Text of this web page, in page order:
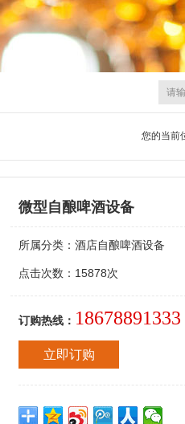
您的当前
微型自酿啤酒设备
所属分类： 酒店自酿啤酒设备
点击次数： 15878次
订购热线： 18678891333
立即订购